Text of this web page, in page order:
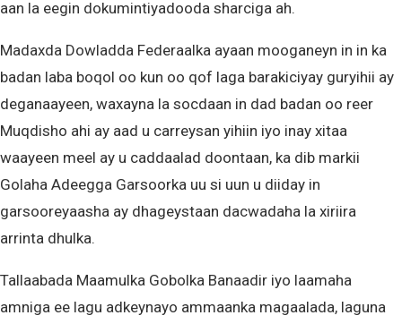
aan la eegin dokumintiyadooda sharciga ah.
Madaxda Dowladda Federaalka ayaan mooganeyn in in ka
badan laba boqol oo kun oo qof laga barakiciyay guryihii ay
deganaayeen, waxayna la socdaan in dad badan oo reer
Muqdisho ahi ay aad u carreysan yihiin iyo inay xitaa
waayeen meel ay u caddaalad doontaan, ka dib markii
Golaha Adeegga Garsoorka uu si uun u diiday in
garsooreyaasha ay dhageystaan dacwadaha la xiriira
arrinta dhulka.
Tallaabada Maamulka Gobolka Banaadir iyo laamaha
amniga ee lagu adkeynayo ammaanka magaalada, laguna